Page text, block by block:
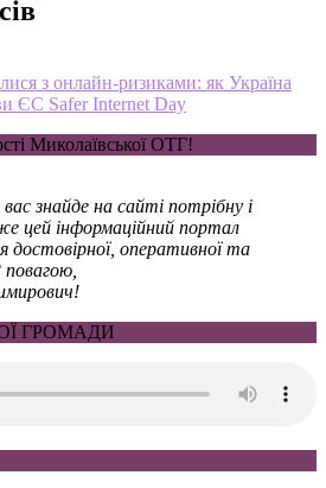
з онлайн-ризиками: як Україна
ЄС Safer Internet Day
Миколаївської ОТГ!
знайде на сайті потрібну і
цей інформаційний портал
достовірної, оперативної та
повагою,
ГРОМАДИ